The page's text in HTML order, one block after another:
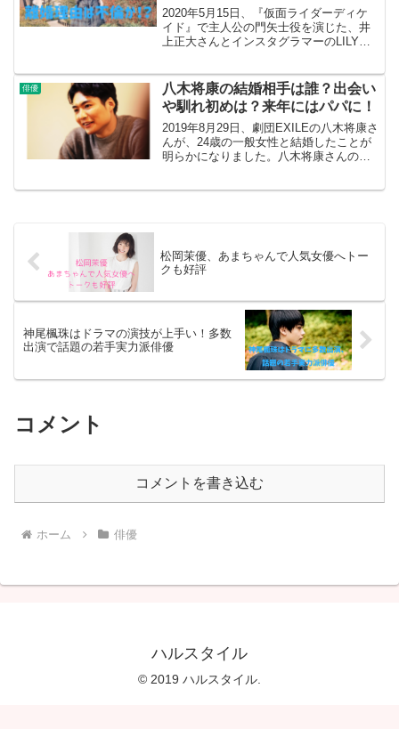
2020年5月15日、『仮面ライダーディケ
イド』で主人公の門矢士役を演じた、井
上正大さんとインスタグラマーのLILYさ
ブログで、5月８日に離婚していたことを
報告していま...
俳優
八木将康の結婚相手は誰？出会い
や馴れ初めは？来年にはパパに！
2019年8月29日、劇団EXILEの八木将康さ
んが、24歳の一般女性と結婚したことが
明らかになりました。八木将康さんの奥
松岡茉優、あまちゃんで人気女優へトー
クも好評
神尾楓珠はドラマの演技が上手い！多数
出演で話題の若手実力派俳優
コメント
コメントを書き込む
ホーム 俳優
ハルスタイル
© 2019 ハルスタイル.